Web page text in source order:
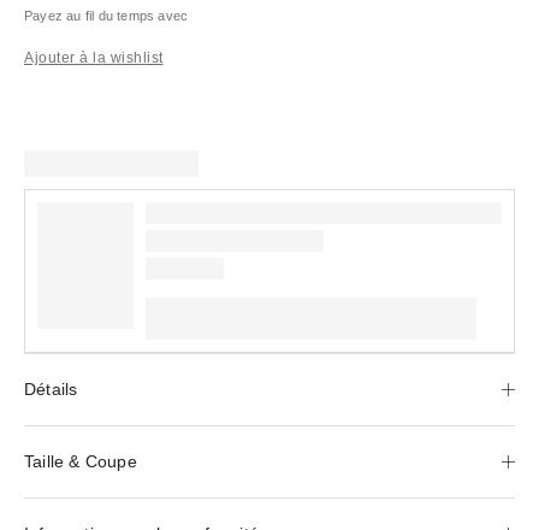
Payez au fil du temps avec
Ajouter à la wishlist
Détails
Taille & Coupe